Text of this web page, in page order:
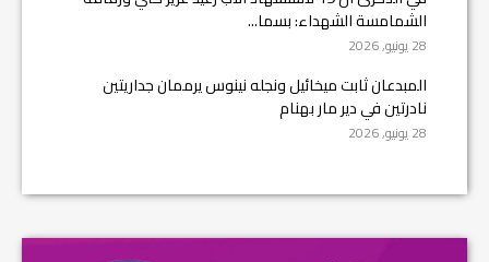
الشمامسة الشهداء: بسما...
28 يونيو, 2026
المبدعان ثابت ميخائيل ونجله نينوس يرممان جداريتين
نادرتين في دير مار بهنام
28 يونيو, 2026